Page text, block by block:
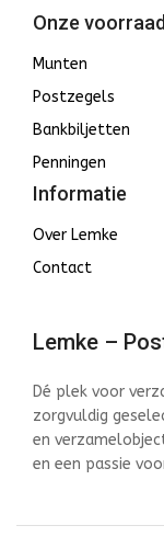
Onze voorraad
Munten
Postzegels
Bankbiljetten
Penningen
Informatie
Over Lemke
Contact
Lemke –
Dé plek voor
zorgvuldig
en
en een passie